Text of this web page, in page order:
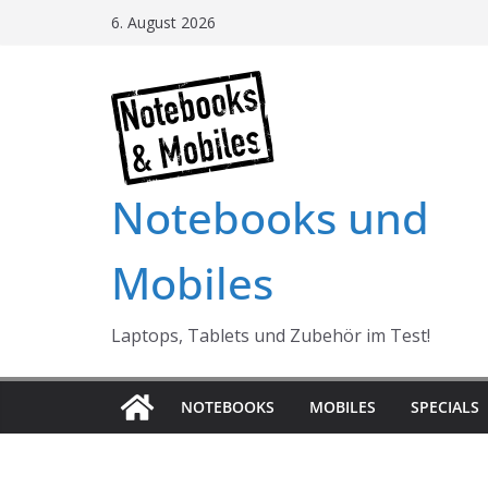
6. August 2026
Notebooks und
Mobiles
Laptops, Tablets und Zubehör im Test!
NOTEBOOKS MOBILES SPECIALS